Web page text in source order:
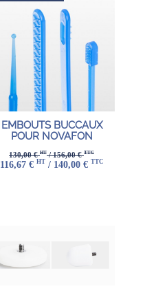
EMBOUTS BUCCAUX
POUR NOVAFON
130,00 €HT/ 156,00 €TTC
116,67 € HT / 140,00 € TTC